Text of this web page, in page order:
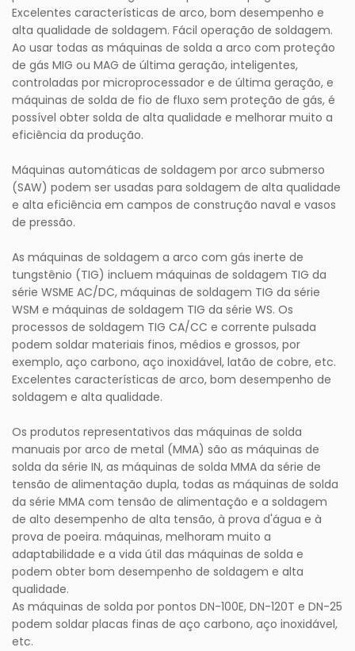
Excelentes características de arco, bom desempenho e
alta qualidade de soldagem. Fácil operação de soldagem.
Ao usar todas as máquinas de solda a arco com proteção
de gás MIG ou MAG de última geração, inteligentes,
controladas por microprocessador e de última geração, e
máquinas de solda de fio de fluxo sem proteção de gás, é
possível obter solda de alta qualidade e melhorar muito a
eficiência da produção.
Máquinas automáticas de soldagem por arco submerso
(SAW) podem ser usadas para soldagem de alta qualidade
e alta eficiência em campos de construção naval e vasos
de pressão.
As máquinas de soldagem a arco com gás inerte de
tungstênio (TIG) incluem máquinas de soldagem TIG da
série WSME AC/DC, máquinas de soldagem TIG da série
WSM e máquinas de soldagem TIG da série WS. Os
processos de soldagem TIG CA/CC e corrente pulsada
podem soldar materiais finos, médios e grossos, por
exemplo, aço carbono, aço inoxidável, latão de cobre, etc.
Excelentes características de arco, bom desempenho de
soldagem e alta qualidade.
Os produtos representativos das máquinas de solda
manuais por arco de metal (MMA) são as máquinas de
solda da série IN, as máquinas de solda MMA da série de
tensão de alimentação dupla, todas as máquinas de solda
da série MMA com tensão de alimentação e a soldagem
de alto desempenho de alta tensão, à prova d'água e à
prova de poeira. máquinas, melhoram muito a
adaptabilidade e a vida útil das máquinas de solda e
podem obter bom desempenho de soldagem e alta
qualidade.
As máquinas de solda por pontos DN-100E, DN-120T e DN-25
podem soldar placas finas de aço carbono, aço inoxidável,
etc.